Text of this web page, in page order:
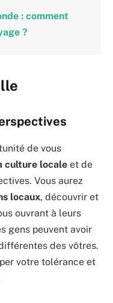
: comment
?
de vous
culture locale et de
Vous aurez
locaux, découvrir et
ouvrant à leurs
gens peuvent avoir
des vôtres.
votre tolérance et